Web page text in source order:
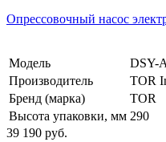
Опрессовочный насос
Модель
DSY-A
Производитель
TOR
Бренд (марка)
TOR
Высота упаковки, мм 290
39 190 руб.